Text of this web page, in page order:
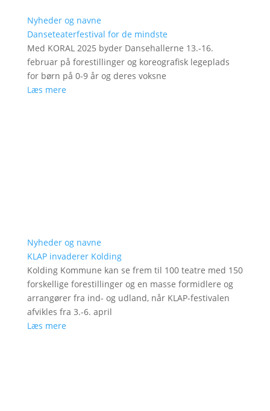
Nyheder og navne
Danseteaterfestival for de mindste
Med KORAL 2025 byder Dansehallerne 13.-16.
februar på forestillinger og koreografisk legeplads
for børn på 0-9 år og deres voksne
Læs mere
Nyheder og navne
KLAP invaderer Kolding
Kolding Kommune kan se frem til 100 teatre med 150
forskellige forestillinger og en masse formidlere og
arrangører fra ind- og udland, når KLAP-festivalen
afvikles fra 3.-6. april
Læs mere